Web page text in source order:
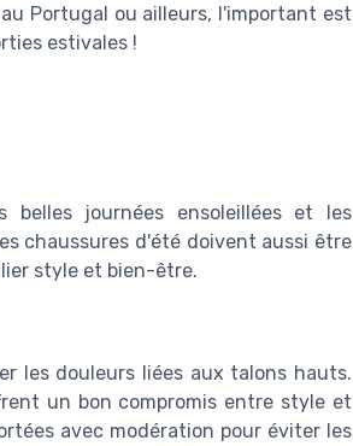
Portugal ou ailleurs, l'important est
estivales !
belles journées ensoleillées et les
chaussures d'été doivent aussi être
style et bien-être.
les douleurs liées aux talons hauts.
un bon compromis entre style et
avec modération pour éviter les